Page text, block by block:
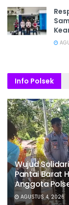
Info Polsek
Wujud
Pantai Barat
Anggota
AGUSTUS 4, 2026